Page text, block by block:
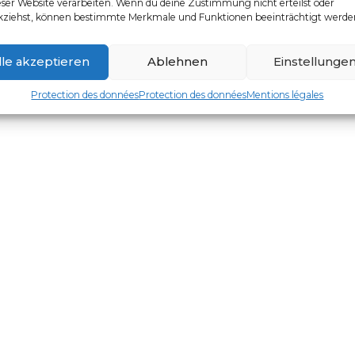
Website verarbeiten. Wenn du deine Zustimmung nicht erteilst oder
können bestimmte Merkmale und Funktionen beeinträchtigt
akzeptieren Ablehnen
Protection des donnéesProtection des donnéesMentions légales